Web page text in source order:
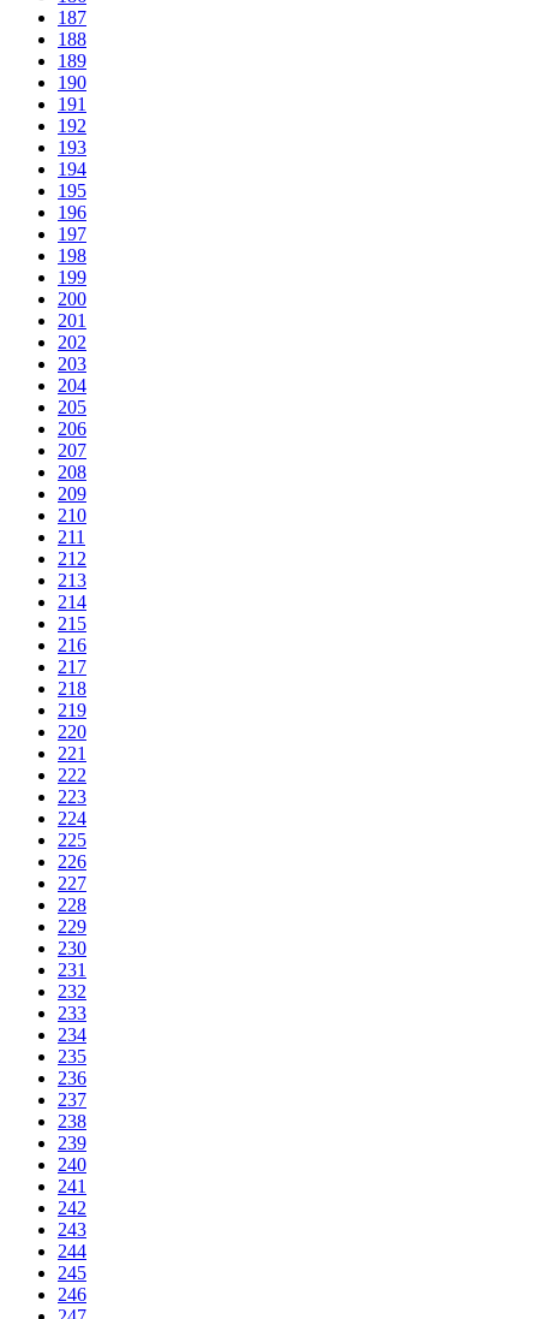
187
188
189
190
191
192
193
194
195
196
197
198
199
200
201
202
203
204
205
206
207
208
209
210
211
212
213
214
215
216
217
218
219
220
221
222
223
224
225
226
227
228
229
230
231
232
233
234
235
236
237
238
239
240
241
242
243
244
245
246